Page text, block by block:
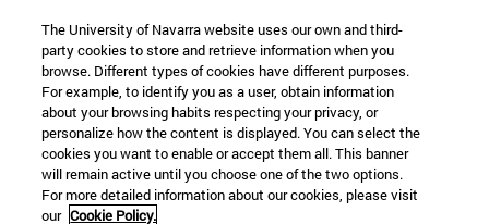
The University of Navarra website uses our own and third-
party cookies to store and retrieve information when you
browse. Different types of cookies have different purposes.
For example, to identify you as a user, obtain information
about your browsing habits respecting your privacy, or
personalize how the content is displayed. You can select the
cookies you want to enable or accept them all. This banner
will remain active until you choose one of the two options.
For more detailed information about our cookies, please visit
our Cookie Policy.